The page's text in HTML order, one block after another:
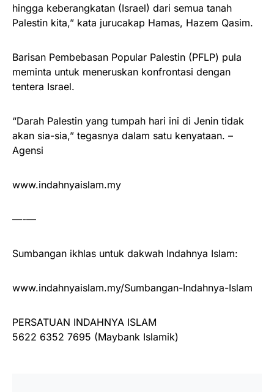
hingga keberangkatan (Israel) dari semua tanah
Palestin kita,” kata jurucakap Hamas, Hazem Qasim.
Barisan Pembebasan Popular Palestin (PFLP) pula
meminta untuk meneruskan konfrontasi dengan
tentera Israel.
“Darah Palestin yang tumpah hari ini di Jenin tidak
akan sia-sia,” tegasnya dalam satu kenyataan. –
Agensi
www.indahnyaislam.my
—-—
Sumbangan ikhlas untuk dakwah Indahnya Islam:
www.indahnyaislam.my/Sumbangan-Indahnya-Islam
PERSATUAN INDAHNYA ISLAM
5622 6352 7695 (Maybank Islamik)